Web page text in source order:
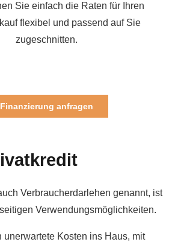
Sie einfach die Raten für Ihren
flexibel und passend auf Sie
zugeschnitten.
Finanzierung anfragen
Verbraucherdarlehen genannt, ist
Verwendungsmöglichkeiten.
unerwartete Kosten ins Haus, mit